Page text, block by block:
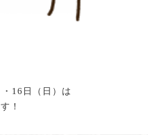
16日（日）は
！